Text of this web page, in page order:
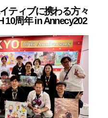
ティブに携わる方々
10周年 in Annecy202